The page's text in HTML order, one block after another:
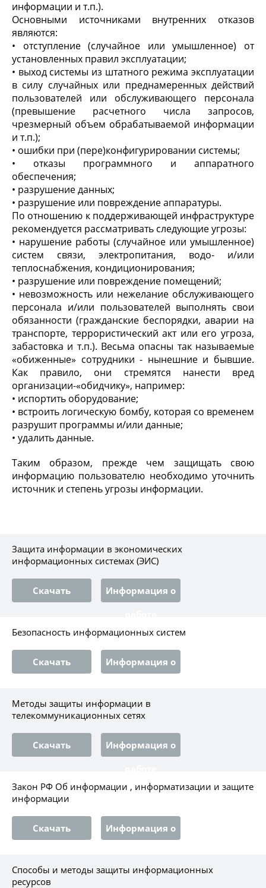
информации и т.п.).
Основными источниками внутренних отказов
являются:
• отступление (случайное или умышленное) от
установленных правил эксплуатации;
• выход системы из штатного режима эксплуатации
в силу случайных или преднамеренных действий
пользователей или обслуживающего персонала
(превышение расчетного числа запросов,
чрезмерный объем обрабатываемой информации
и т.п.);
• ошибки при (пере)конфигурировании системы;
• отказы программного и аппаратного
обеспечения;
• разрушение данных;
• разрушение или повреждение аппаратуры.
По отношению к поддерживающей инфраструктуре
рекомендуется рассматривать следующие угрозы:
• нарушение работы (случайное или умышленное)
систем связи, электропитания, водо- и/или
теплоснабжения, кондиционирования;
• разрушение или повреждение помещений;
• невозможность или нежелание обслуживающего
персонала и/или пользователей выполнять свои
обязанности (гражданские беспорядки, аварии на
транспорте, террористический акт или его угроза,
забастовка и т.п.). Весьма опасны так называемые
«обиженные» сотрудники - нынешние и бывшие.
Как правило, они стремятся нанести вред
организации-«обидчику», например:
• испортить оборудование;
• встроить логическую бомбу, которая со временем
разрушит программы и/или данные;
• удалить данные.
Таким образом, прежде чем защищать свою
информацию пользователю необходимо уточнить
источник и степень угрозы информации.
Защита информации в экономических
информационных системах (ЭИС)
Скачать
Информация о
Безопасность информационных систем
Скачать
Информация о
Методы защиты информации в
телекоммуникационных сетях
Скачать
Информация о
Закон РФ Об информации , информатизации и защите
информации
Скачать
Информация о
Способы и методы защиты информационных
ресурсов